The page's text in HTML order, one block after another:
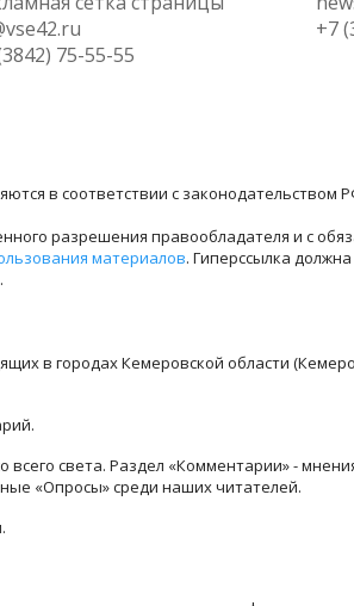
75-55-55
+7
в соответствии с законодательством
разрешения правообладателя и с
материалов. Гиперссылка
в городах Кемеровской области
света. Раздел «Комментарии» -
«Опросы» среди наших читателей.